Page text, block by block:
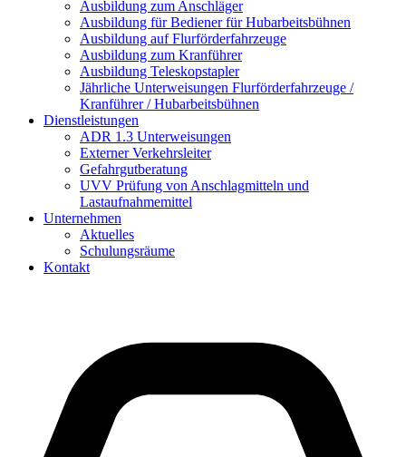
Ausbildung zum Anschläger
Ausbildung für Bediener für Hubarbeitsbühnen
Ausbildung auf Flurförderfahrzeuge
Ausbildung zum Kranführer
Ausbildung Teleskopstapler
Jährliche Unterweisungen Flurförderfahrzeuge /
Kranführer / Hubarbeitsbühnen
Dienstleistungen
ADR 1.3 Unterweisungen
Externer Verkehrsleiter
Gefahrgutberatung
UVV Prüfung von Anschlagmitteln und
Lastaufnahmemittel
Unternehmen
Aktuelles
Schulungsräume
Kontakt